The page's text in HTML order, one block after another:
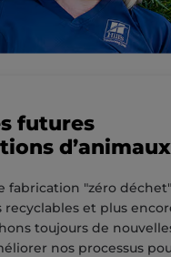
futures
d’animaux
fabrication "zéro
recyclables et plus
toujours de
nos processus